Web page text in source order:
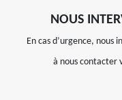
NOUS
En cas d’urgence, nous
à nous contacter